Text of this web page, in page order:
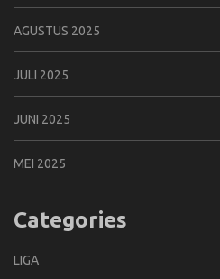
AGUSTUS 2025
JULI 2025
JUNI 2025
MEI 2025
Categories
LIGA